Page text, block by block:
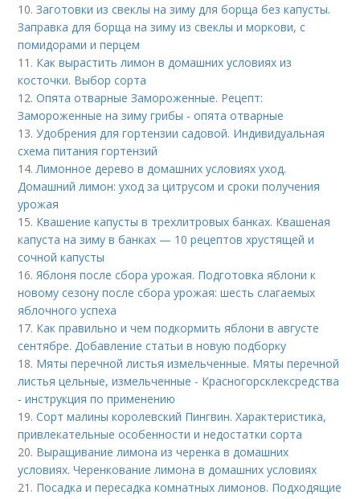
10.Заготовки из свеклы на зиму для борща без капусты.
Заправка для борща на зиму из свеклы и моркови, с
помидорами и перцем
11. Как вырастить лимон в домашних условиях из
косточки. Выбор сорта
12.Опята отварные Замороженные. Рецепт:
Замороженные на зиму грибы - опята отварные
13.Удобрения для гортензии садовой. Индивидуальная
схема питания гортензий
14.Лимонное дерево в домашних условиях уход.
Домашний лимон: уход за цитрусом и сроки получения
урожая
15. Квашение капусты в трехлитровых банках. Квашеная
капуста на зиму в банках — 10 рецептов хрустящей и
сочной капусты
16.Яблоня после сбора урожая. Подготовка яблони к
новому сезону после сбора урожая: шесть слагаемых
яблочного успеха
17. Как правильно и чем подкормить яблони в августе
сентябре. Добавление статьи в новую подборку
18. Мяты перечной листья измельченные. Мяты перечной
листья цельные, измельченные - Красногорсклексредства
- инструкция по применению
19.Сорт малины королевский Пингвин. Характеристика,
привлекательные особенности и недостатки сорта
20. Выращивание лимона из черенка в домашних
условиях. Черенкование лимона в домашних условиях
21. Посадка и пересадка комнатных лимонов. Подходящие